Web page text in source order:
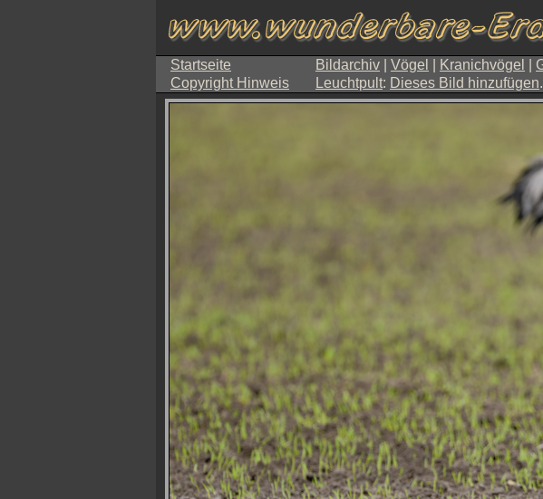
Startseite Bildarchiv Vögel Kranichvögel
Copyright Hinweis Leuchtpult: Dieses Bild hinzufügen.